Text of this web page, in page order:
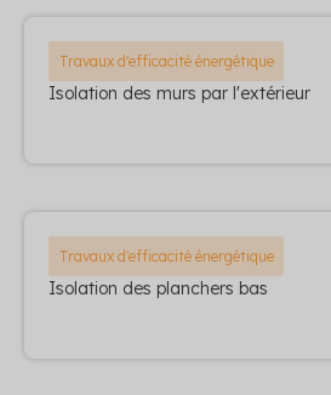
Travaux d'efficacité énergétique
Isolation des murs par l'extérieur
Travaux d'efficacité énergétique
Isolation des planchers bas